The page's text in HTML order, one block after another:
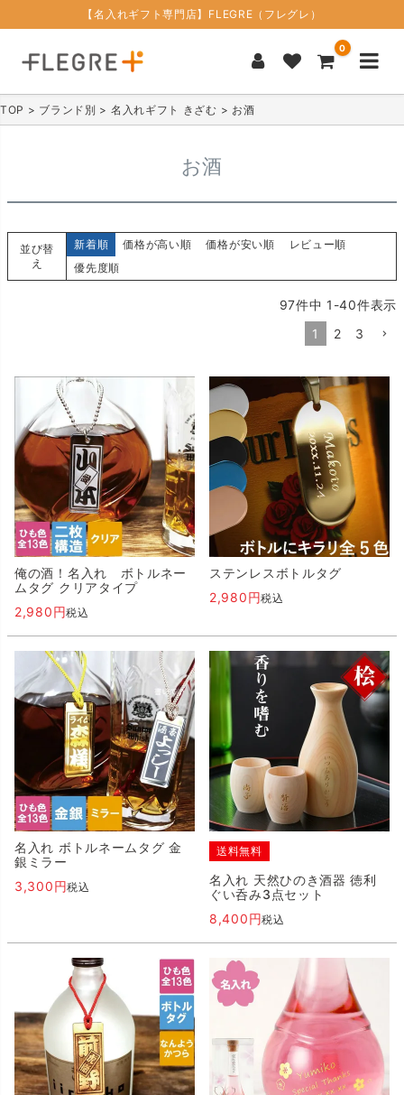
【名入れギフト専門店】FLEGRE（フレグレ）
0
TOP ブランド別 名入れギフト きざむ お酒
お酒
並び替
え
新着順 価格が高い順 価格が安い順
レビュー順
優先度順
97件中 1 -40件表示
1
2 3
俺の酒！名入れ ボトルネー
ムタグ クリアタイプ
2,980
税込
ステンレスボトルタグ
2,980
税込
名入れ ボトルネームタグ 金
銀ミラー
3,300
税込
送料無料
名入れ 天然ひのき酒器 徳利
ぐい呑み3点セット
8,400
税込